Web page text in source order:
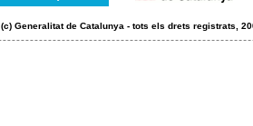
(c) Generalitat de Catalunya - tots els drets registrats,